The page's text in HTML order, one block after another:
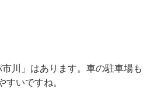
川」はあります。車の駐車場も
すいですね。